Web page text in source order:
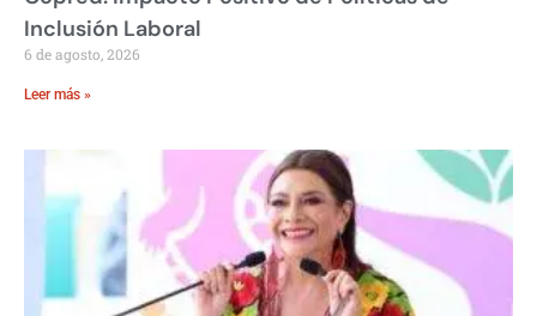
Inclusión Laboral
6 de agosto, 2026
Leer más »